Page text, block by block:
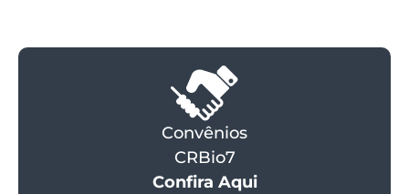
Convênios
CRBio7
Confira Aqui